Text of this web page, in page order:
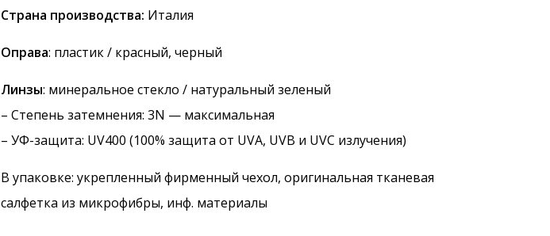
Страна производства: Италия
Оправа: пластик / красный, черный
Линзы: минеральное стекло / натуральный зеленый
– Степень затемнения: 3N — максимальная
– УФ-защита: UV400 (100% защита от UVA, UVB и UVC излучения)
В упаковке: укрепленный фирменный чехол, оригинальная тканевая
салфетка из микрофибры, инф. материалы